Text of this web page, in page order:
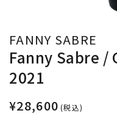
FANNY SABRE
Fanny Sabre /
2021
¥28,600 (税込)